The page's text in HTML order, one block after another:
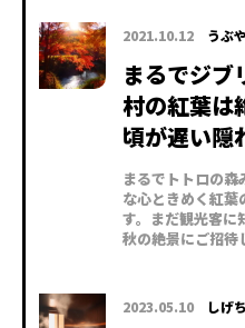
2021.10.12 うぶ
まるでジブ
村の紅葉は
頃が遅い隠
まるでトトロの
な心ときめく紅葉
す。まだ観光客に
秋の絶景にご招待
2023.05.10 しげ